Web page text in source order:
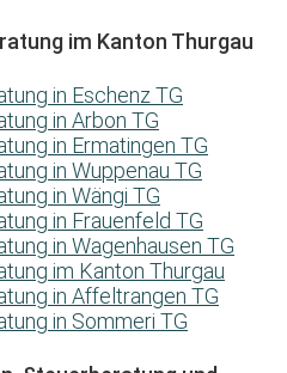
im Kanton Thurgau
in Eschenz TG
in Arbon TG
in Ermatingen TG
in Wuppenau TG
in Wängi TG
in Frauenfeld TG
in Wagenhausen TG
im Kanton Thurgau
in Affeltrangen TG
in Sommeri TG